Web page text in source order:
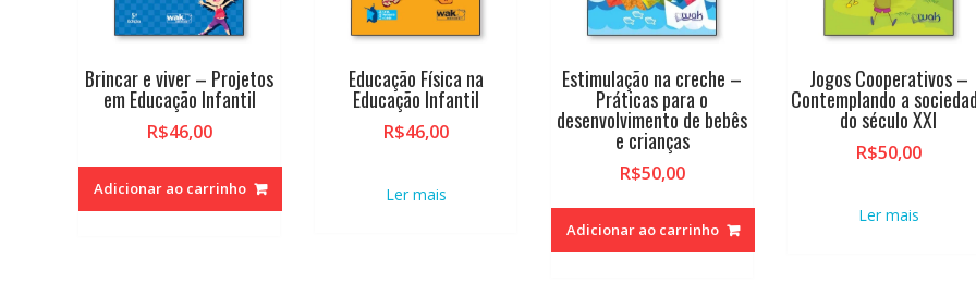
Brincar e viver – Projetos
em Educação Infantil
R$46,00
Adicionar ao carrinho
Educação Física na
Educação Infantil
R$46,00
Ler mais
Estimulação na creche –
Práticas para o
desenvolvimento de bebês
e crianças
R$50,00
Adicionar ao carrinho
Jogos Cooperativos –
Contemplando a
do século XXI
R$50,00
Ler mais